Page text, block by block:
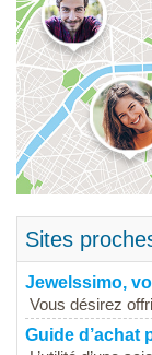
Sites
Jewelssimo,
Vous désirez
Guide d’achat